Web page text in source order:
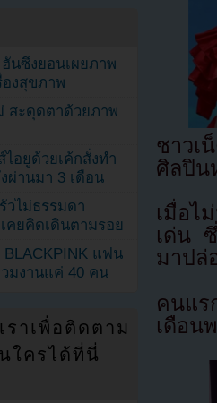
ชาวเ
ศิลปิน
เมื่อไ
เด่น
มาปล่
คนแร
เดือน
นซึงยอนเผยภาพ
งสุขภาพ
สะดุดตาด้วยภาพ
อยูด้วยเค้กสั่งทำ
ผ่านมา 3 เดือน
วไม่ธรรมดา
คยคิดเดินตามรอย
แฟน
มงานแค่ 40 คน
ราเพื่อติดตาม
ใครได้ที่นี่